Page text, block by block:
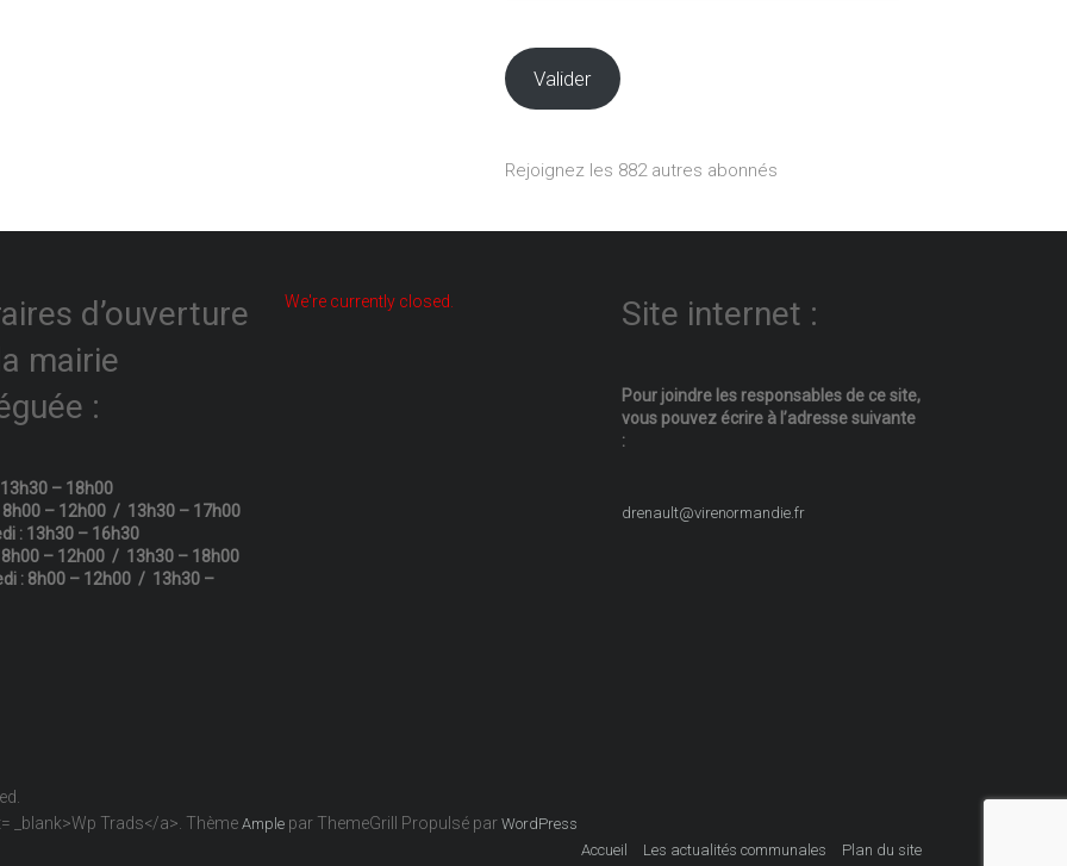
Valider
Rejoignez les 882 autres abonnés
d’ouverture
mairie
:
13h30 – 18h00
8h00 – 12h00 / 13h30 – 17h00
: 13h30 – 16h30
8h00 – 12h00 / 13h30 – 18h00
: 8h00 – 12h00 / 13h30 –
We're currently closed. Site internet :
Pour joindre les responsables de ce site,
vous pouvez écrire à l’adresse suivante
:
drenault@virenormandie.fr
_blank>Wp Trads</a>. Thème Ample par ThemeGrill Propulsé par WordPress
Accueil
Les actualités communales Plan du site